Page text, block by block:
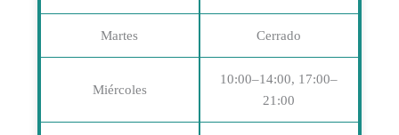
Martes Cerrado
Miércoles
10:00–14:00, 17:00–
21:00